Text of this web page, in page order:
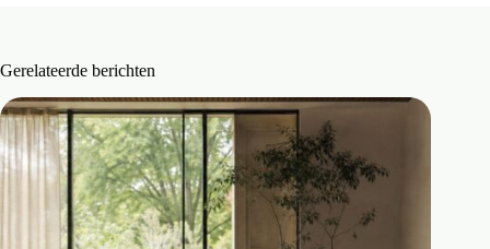
Gerelateerde berichten